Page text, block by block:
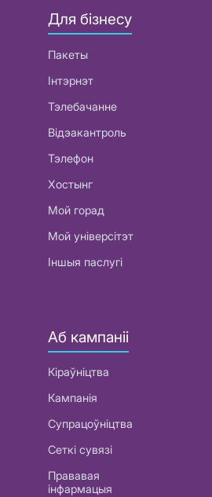
Для бізнесу
Пакеты
Інтэрнэт
Тэлебачанне
Відэакантроль
Тэлефон
Хостынг
Мой горад
Мой універсітэт
Іншыя паслугі
Аб кампаніі
Кіраўніцтва
Кампанія
Супрацоўніцтва
Сеткі сувязі
Прававая
інфармацыя